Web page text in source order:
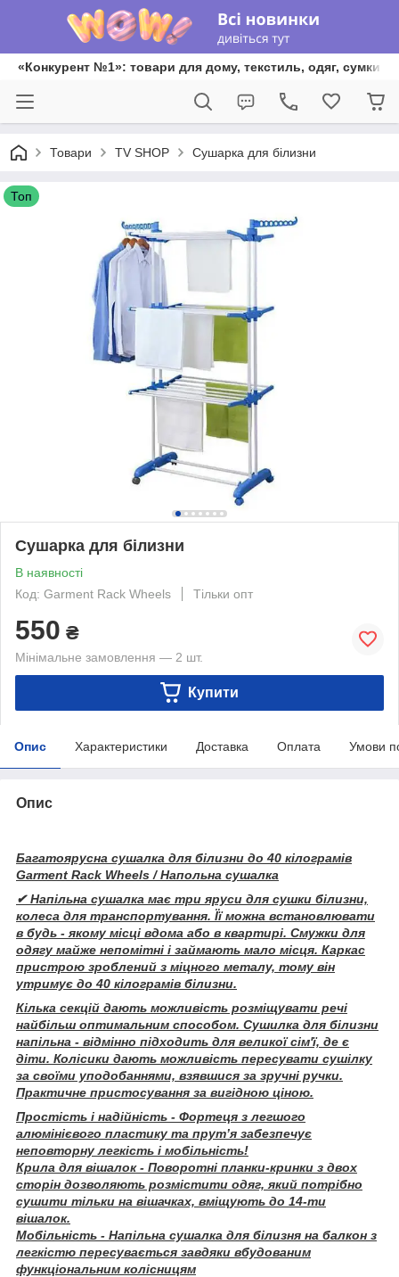
«Конкурент №1»: товари для дому, текстиль, одяг, сумки
Товари TV SHOP Сушарка для білизни
Топ
Сушарка для білизни
В наявності
Код: Garment Rack Wheels
Тільки опт
550 ₴
Мінімальне замовлення — 2 шт.
Купити
Опис Характеристики Доставка Оплата Умови
Опис
Багатоярусна сушалка для білизни до 40 кілограмів
Garment Rack Wheels / Напольна сушалка
✔ Напільна сушалка має три яруси для сушки білизни,
колеса для транспортування. Її можна встановлювати
в будь - якому місці вдома або в квартирі. Смужки для
одягу майже непомітні і займають мало місця. Каркас
пристрою зроблений з міцного металу, тому він
утримує до 40 кілограмів білизни.
Кілька секцій дають можливість розміщувати речі
найбільш оптимальним способом. Сушилка для білизни
напільна - відмінно підходить для великої сім'ї, де є
діти. Колісики дають можливість пересувати сушілку
за своїми уподобаннями, взявшися за зручні ручки.
Практичне пристосування за вигідною ціною.
Простість і надійність - Фортеця з легшого
алюмінієвого пластику та прут’я забезпечує
неповторну легкість і мобільність!
Крила для вішалок - Поворотні планки-кринки з двох
сторін дозволяють розмістити одяг, який потрібно
сушити тільки на вішачках, вміщують до 14-ти
вішалок.
Мобільність - Напільна сушалка для білизня на балкон з
легкістю пересувається завдяки вбудованим
функціональним колісницям